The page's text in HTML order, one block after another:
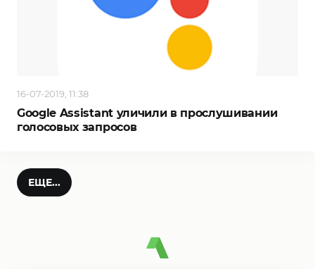
16-07-2019, 11:38
Google Assistant уличили в прослушивании
голосовых запросов
ЕЩЕ...